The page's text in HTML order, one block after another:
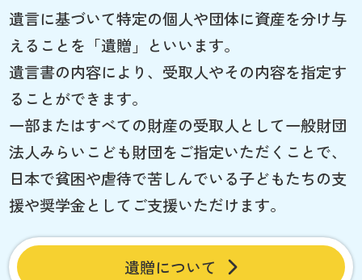
遺言に基づいて特定の個人や団体に資産を分け与
えることを「遺贈」といいます。
遺言書の内容により、受取人やその内容を指定す
ることができます。
一部またはすべての財産の受取人として一般財団
法人みらいこども財団をご指定いただくことで、
日本で貧困や虐待で苦しんでいる子どもたちの支
援や奨学金としてご支援いただけます。
遺贈について